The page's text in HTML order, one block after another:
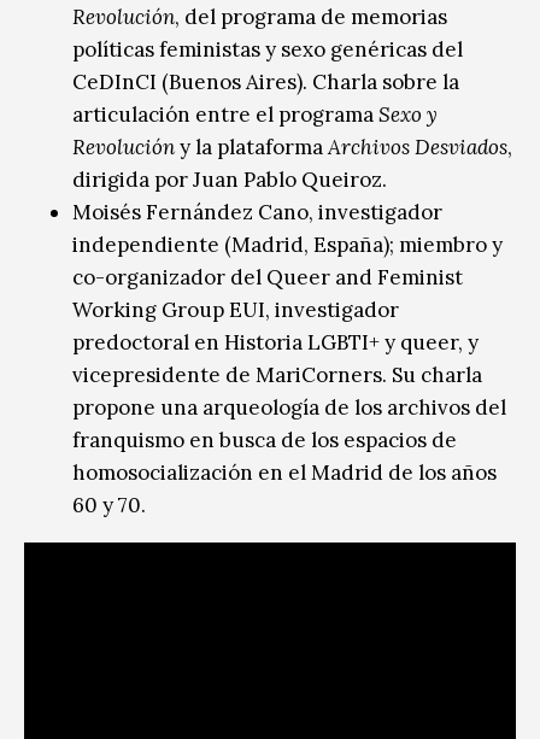
Revolución, del programa de memorias
políticas feministas y sexo genéricas del
CeDInCI (Buenos Aires). Charla sobre la
articulación entre el programaSexo y
Revolucióny la plataformaArchivos Desviados,
dirigida por Juan Pablo Queiroz.
Moisés Fernández Cano, investigador
independiente (Madrid, España); miembro y
co-organizador del Queer and Feminist
Working Group EUI, investigador
predoctoral en Historia LGBTI+ y queer, y
vicepresidente de MariCorners. Su charla
propone una arqueología de los archivos del
franquismo en busca de los espacios de
homosocialización en el Madrid de los años
60 y 70.